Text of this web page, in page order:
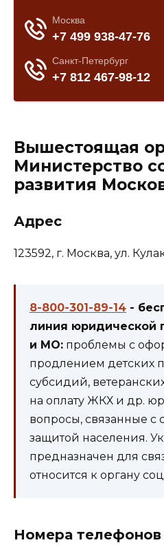
Вышестоящая
Министерство
развития
Адрес
123592, г. Москва, ул.
8-800-301-89-14 -
линия юридической
и МО: проблемы с
продлением детских
субсидий,
на оплату ЖКХ и др.
вопросы, связанные с
защитой населения.
предназначен для
относится к органу
Номера телефонов